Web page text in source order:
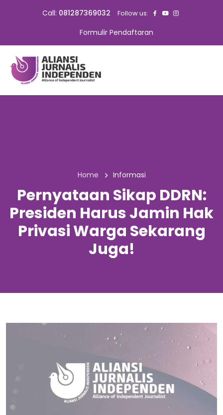
Call: 081287369032 Follow us:
Formulir Pendaftaran
Home Informasi
Pernyataan Sikap DDRN:
Presiden Harus Jamin Hak
Privasi Warga Sekarang
Juga!